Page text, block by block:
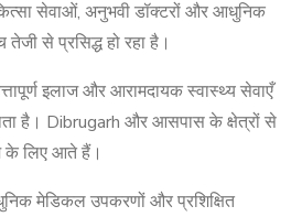
सेवाओं, अनुभवी डॉक्टरों और आधुनिक
से प्रसिद्ध हो रहा है।
इलाज और आरामदायक स्वास्थ्य सेवाएँ
है। Dibrugarh और आसपास के क्षेत्रों से
के लिए आते हैं।
मेडिकल उपकरणों और प्रशिक्षित